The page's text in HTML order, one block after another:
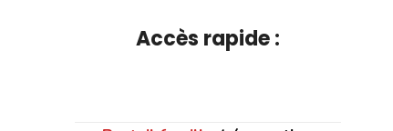
Accès rapide :